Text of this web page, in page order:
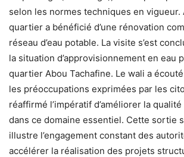
selon les normes techniques en vigueur.
quartier a bénéficié d’une rénovation
réseau d’eau potable. La visite s’est
la situation d’approvisionnement en eau
quartier Abou Tachafine. Le wali a
les préoccupations exprimées par les
réaffirmé l’impératif d’améliorer la
dans ce domaine essentiel. Cette sortie
illustre l’engagement constant des
accélérer la réalisation des projets